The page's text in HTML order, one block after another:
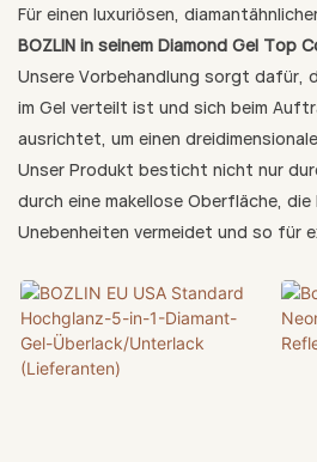
Für einen luxuriösen,
BOZLIN in seinem Diamond Gel Top
Unsere Vorbehandlung sorgt dafür,
im Gel verteilt ist und sich beim
ausrichtet, um einen
Unser Produkt besticht nicht nur
durch eine makellose Oberfläche, die
Unebenheiten vermeidet und so für